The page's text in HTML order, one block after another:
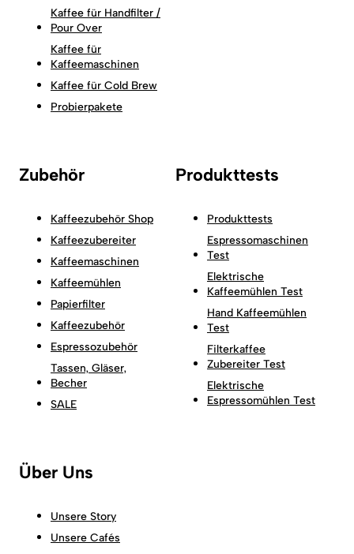
Kaffee für Handfilter /
Pour Over
Kaffee für
Kaffeemaschinen
Kaffee für Cold Brew
Probierpakete
Zubehör
Kaffeezubehör Shop
Kaffeezubereiter
Kaffeemaschinen
Kaffeemühlen
Papierfilter
Kaffeezubehör
Espressozubehör
Tassen, Gläser,
Becher
SALE
Produkttests
Produkttests
Espressomaschinen
Test
Elektrische
Kaffeemühlen Test
Hand Kaffeemühlen
Test
Filterkaffee
Zubereiter Test
Elektrische
Espressomühlen Test
Über Uns
Unsere Story
Unsere Cafés